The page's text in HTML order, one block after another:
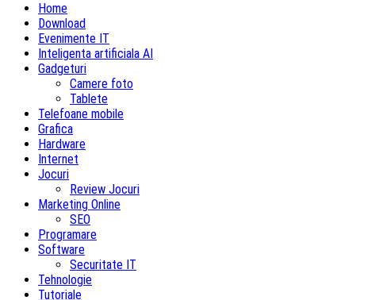
Home
Download
Evenimente IT
Inteligenta artificiala AI
Gadgeturi
Camere foto
Tablete
Telefoane mobile
Grafica
Hardware
Internet
Jocuri
Review Jocuri
Marketing Online
SEO
Programare
Software
Securitate IT
Tehnologie
Tutoriale